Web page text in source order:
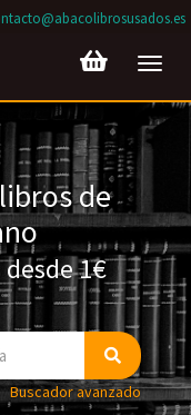
de
1€
Buscador avanzado